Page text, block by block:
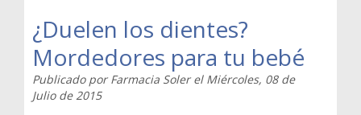
¿Duelen los dientes?
Mordedores para tu bebé
Publicado porFarmacia Solerel Miércoles, 08 de
Julio de 2015